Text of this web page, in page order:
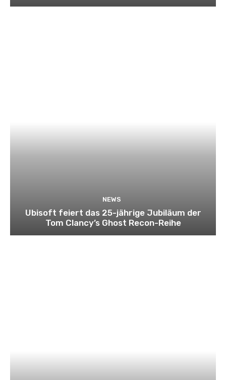
NEWS
Ubisoft feiert das 25-jährige Jubiläum der
Tom Clancy’s Ghost Recon-Reihe